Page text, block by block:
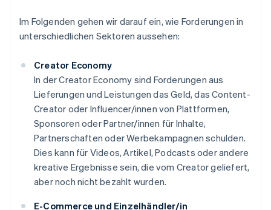
Im Folgenden gehen wir darauf ein, wie Forderungen in
unterschiedlichen Sektoren aussehen:
Creator Economy
In der Creator Economy sind Forderungen aus
Lieferungen und Leistungen das Geld, das Content-
Creator oder Influencer/innen von Plattformen,
Sponsoren oder Partner/innen für Inhalte,
Partnerschaften oder Werbekampagnen schulden.
Dies kann für Videos, Artikel, Podcasts oder andere
kreative Ergebnisse sein, die vom Creator geliefert,
aber noch nicht bezahlt wurden.
E-Commerce und Einzelhändler/in